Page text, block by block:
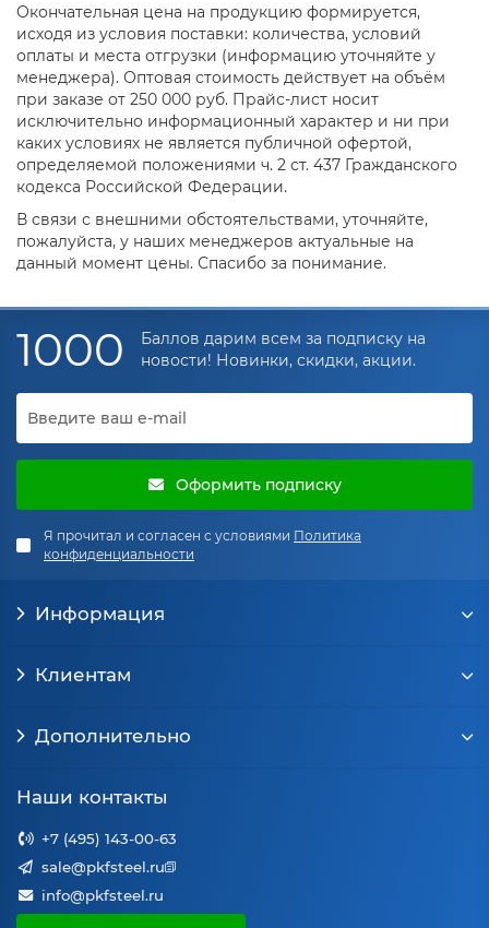
Окончательная цена на продукцию формируется,
исходя из условия поставки: количества, условий
оплаты и места отгрузки (информацию уточняйте у
менеджера). Оптовая стоимость действует на объём
при заказе от 250 000 руб. Прайс-лист носит
исключительно информационный характер и ни при
каких условиях не является публичной офертой,
определяемой положениями ч. 2 ст. 437 Гражданского
кодекса Российской Федерации.
В связи с внешними обстоятельствами, уточняйте,
пожалуйста, у наших менеджеров актуальные на
данный момент цены. Спасибо за понимание.
1000
Баллов дарим всем за подписку на
новости! Новинки, скидки, акции.
Оформить подписку
Я прочитал и согласен с условиями Политика
конфиденциальности
Информация
Клиентам
Дополнительно
Наши контакты
+7 (495) 143-00-63
sale@pkfsteel.ru
info@pkfsteel.ru